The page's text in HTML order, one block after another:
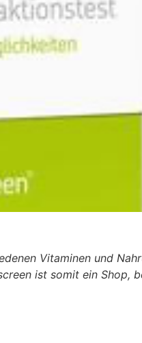
Vitaminen und
ist somit ein Shop,